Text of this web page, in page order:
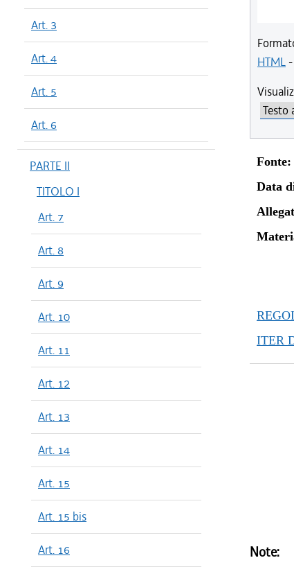
Art. 3
Art. 4
Art. 5
Art. 6
PARTE II
TITOLO I
Art. 7
Art. 8
Art. 9
Art. 10
Art. 11
Art. 12
Art. 13
Art. 14
Art. 15
Art. 15 bis
Art. 16
HTML-
Fonte:
Data
ITER
Note: